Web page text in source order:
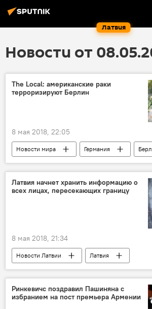
Латвия
Новости от
The Local: американские раки
терроризируют Берлин
8 мая 2018, 22:05
Новости мира Германия
Латвия начнет хранить информацию о
всех лицах, пересекающих границу
8 мая 2018, 21:34
Новости Латвии
Латвия
гибридная война
Ринкевичс поздравил Пашиняна с
избранием на пост премьера Армении